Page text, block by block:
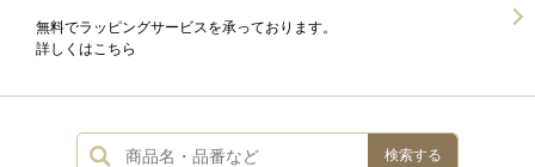
無料でラッピングサービスを承っております。
詳しくはこちら
検索する